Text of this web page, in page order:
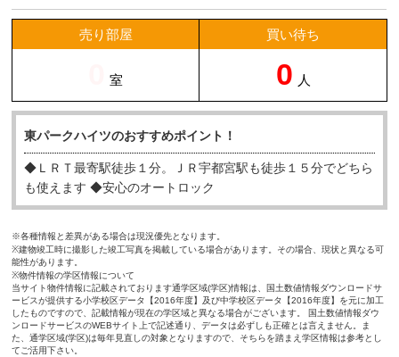
売り部屋
室
買い待ち
0 人
東パークハイツのおすすめポイント！
◆ＬＲＴ最寄駅徒歩１分。ＪＲ宇都宮駅も徒歩１５分でどちら
も使えます ◆安心のオートロック
※各種情報と差異がある場合は現況優先となります。
※建物竣工時に撮影した竣工写真を掲載している場合があります。その場合、現状と異なる可
能性があります。
※物件情報の学区情報について
当サイト物件情報に記載されております通学区域(学区)情報は、国土数値情報ダウンロードサ
ービスが提供する小学校区データ【2016年度】及び中学校区データ【2016年度】を元に加工
したものですので、記載情報が現在の学区域と異なる場合がございます。 国土数値情報ダウ
ンロードサービスのWEBサイト上で記述通り、データは必ずしも正確とは言えません。ま
た、通学区域(学区)は毎年見直しの対象となりますので、そちらを踏まえ学区情報は参考とし
てご活用下さい。